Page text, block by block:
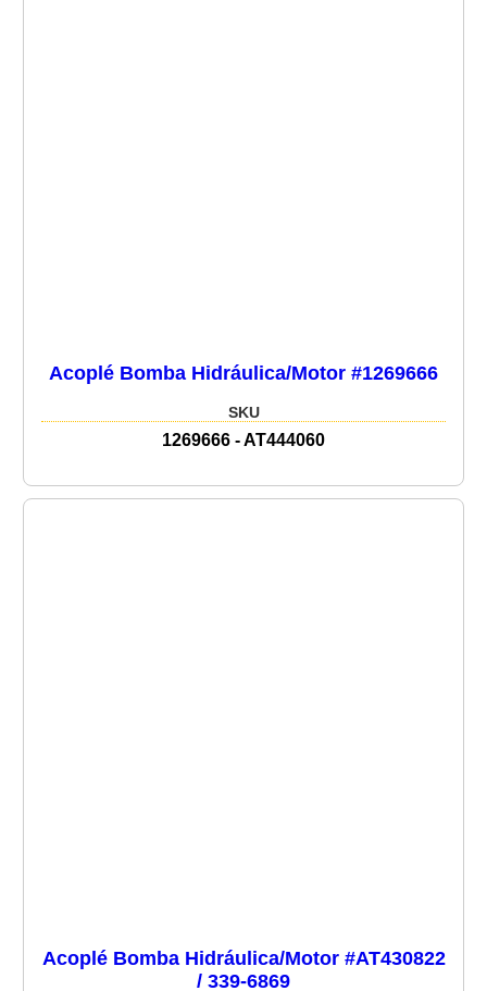
Acoplé Bomba Hidráulica/Motor #1269666
SKU
1269666 - AT444060
Acoplé Bomba Hidráulica/Motor #AT430822
/ 339-6869